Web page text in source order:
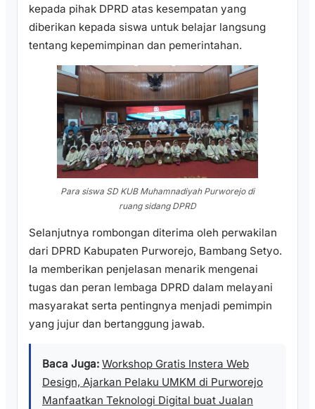
kepada pihak DPRD atas kesempatan yang
diberikan kepada siswa untuk belajar langsung
tentang kepemimpinan dan pemerintahan.
Para siswa SD KUB Muhamnadiyah Purworejo di
ruang sidang DPRD
Selanjutnya rombongan diterima oleh perwakilan
dari DPRD Kabupaten Purworejo, Bambang Setyo.
Ia memberikan penjelasan menarik mengenai
tugas dan peran lembaga DPRD dalam melayani
masyarakat serta pentingnya menjadi pemimpin
yang jujur dan bertanggung jawab.
Baca Juga: Workshop Gratis Instera Web
Design, Ajarkan Pelaku UMKM di Purworejo
Manfaatkan Teknologi Digital buat Jualan